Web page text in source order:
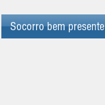
Socorro bem presente